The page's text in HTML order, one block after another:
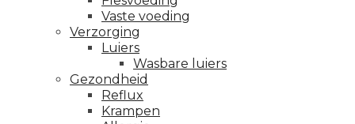
Vaste voeding
Verzorging
Luiers
Wasbare luiers
Gezondheid
Reflux
Krampen